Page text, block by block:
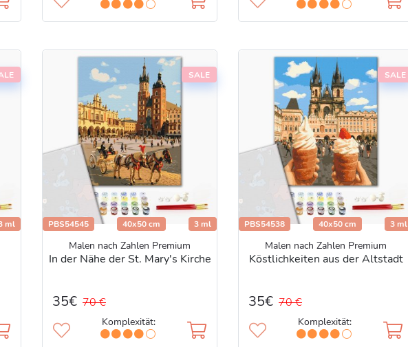
ml
SALE
PBS54545 40x50 cm 3 ml
Malen nach Zahlen Premium
In der Nähe der St. Mary's Kirche
35€ 70 €
Komplexität:
SALE
PBS54538 40x50 cm 3 ml
Malen nach Zahlen Premium
Köstlichkeiten aus der Altstadt
35€ 70 €
Komplexität: